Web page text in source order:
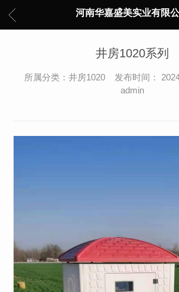
河南华嘉盛美实业有限
井房1020系列
所属分类：井房1020 发布时间：
admin